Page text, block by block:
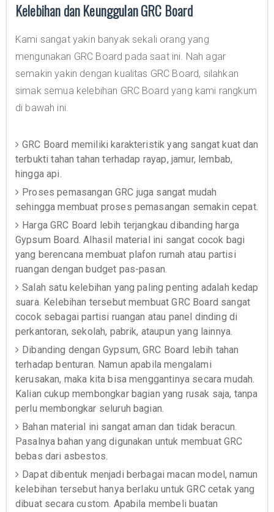
Kelebihan dan Keunggulan GRC Board
Kami sangat yakin banyak sekali orang yang
mengunakan GRC Board pada saat ini. Nah agar
semakin yakin dengan kualitas GRC Board, silahkan
simak semua kelebihan GRC Board yang kami rangkum
di bawah ini.
GRC Board memiliki karakteristik yang sangat kuat dan
terbukti tahan tahan terhadap rayap, jamur, lembab,
hingga api.
Proses pemasangan GRC juga sangat mudah
sehingga membuat proses pemasangan semakin cepat.
Harga GRC Board lebih terjangkau dibanding harga
Gypsum Board. Alhasil material ini sangat cocok bagi
yang berencana membuat plafon rumah atau partisi
ruangan dengan budget pas-pasan.
Salah satu kelebihan yang paling penting adalah kedap
suara. Kelebihan tersebut membuat GRC Board sangat
cocok sebagai partisi ruangan atau panel dinding di
perkantoran, sekolah, pabrik, ataupun yang lainnya.
Dibanding dengan Gypsum, GRC Board lebih tahan
terhadap benturan. Namun apabila mengalami
kerusakan, maka kita bisa menggantinya secara mudah.
Kalian cukup membongkar bagian yang rusak saja, tanpa
perlu membongkar seluruh bagian.
Bahan material ini sangat aman dan tidak beracun.
Pasalnya bahan yang digunakan untuk membuat GRC
bebas dari asbestos.
Dapat dibentuk menjadi berbagai macan model, namun
kelebihan tersebut hanya berlaku untuk GRC cetak yang
dibuat secara custom. Apabila membeli buatan